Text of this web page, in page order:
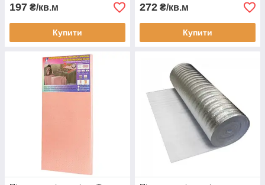
197 ₴/кв.м
Купити
272 ₴/кв.м
Купити